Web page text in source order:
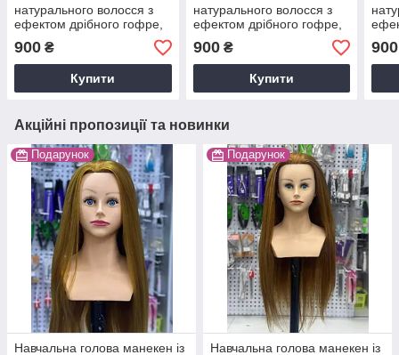
натурального волосся з
ефектом дрібного гофре,
колір блонд
900 ₴
Купити
натурального волосся з
ефектом дрібного гофре,
колір блонд
900₴
Купити
900
Акційні пропозиції та новинки
Подарунок
Навчальна голова манекен із
Подарунок
Навчальна голова манекен із